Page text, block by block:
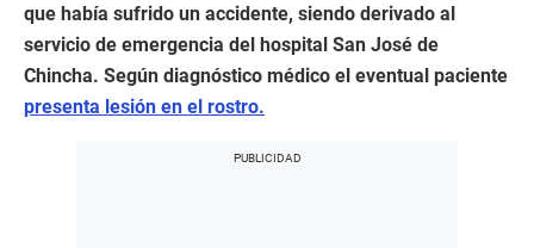
que había sufrido un accidente, siendo derivado al
servicio de emergencia del hospital San José de
Chincha. Según diagnóstico médico el eventual paciente
presenta lesión en el rostro.